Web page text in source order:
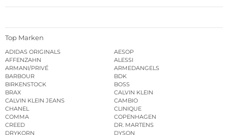
Top Marken
ADIDAS ORIGINALS
AESOP
AFFENZAHN
ALESSI
ARMANI/PRIVÉ
ARMEDANGELS
BARBOUR
BDK
BIRKENSTOCK
BOSS
BRAX
CALVIN KLEIN
CALVIN KLEIN JEANS
CAMBIO
CHANEL
CLINIQUE
COMMA
COPENHAGEN
CREED
DR. MARTENS
DRYKORN
DYSON